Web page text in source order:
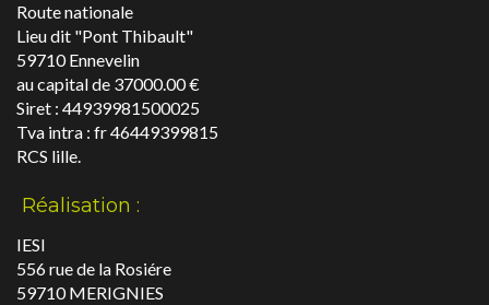
Route nationale
Lieu dit "Pont Thibault"
59710 Ennevelin
au capital de 37000.00 €
Siret : 44939981500025
Tva intra : fr 46449399815
RCS lille.
Réalisation :
IESI
556 rue de la Rosiére
59710 MERIGNIES